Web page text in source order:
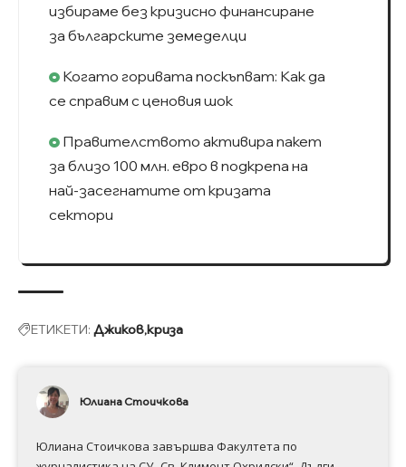
избираме без кризисно финансиране
за българските земеделци
Когато горивата поскъпват: Kак да
се справим с ценовия шок
Правителството активира пакет
за близо 100 млн. евро в подкрепа на
най-засегнатите от кризата
сектори
ЕТИКЕТИ: Джиковкриза
Юлиана Стоичкова
Юлиана Стоичкова завършва Факултета по